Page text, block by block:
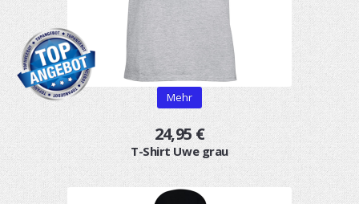
Mehr
24,95 €
T-Shirt Uwe grau